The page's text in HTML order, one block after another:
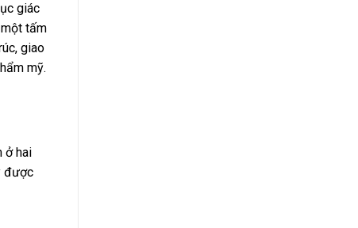
giác
tấm
giao
mỹ.
ở hai
được